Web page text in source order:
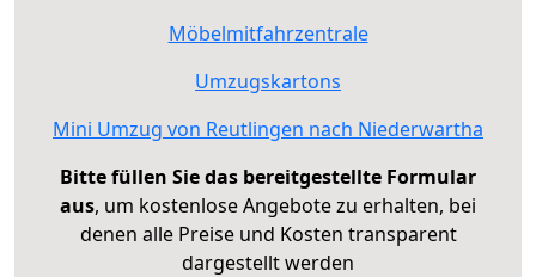
Möbelmitfahrzentrale
Umzugskartons
Mini Umzug von Reutlingen nach Niederwartha
Bitte füllen Sie das bereitgestellte Formular
aus, um kostenlose Angebote zu erhalten, bei
denen alle Preise und Kosten transparent
dargestellt werden